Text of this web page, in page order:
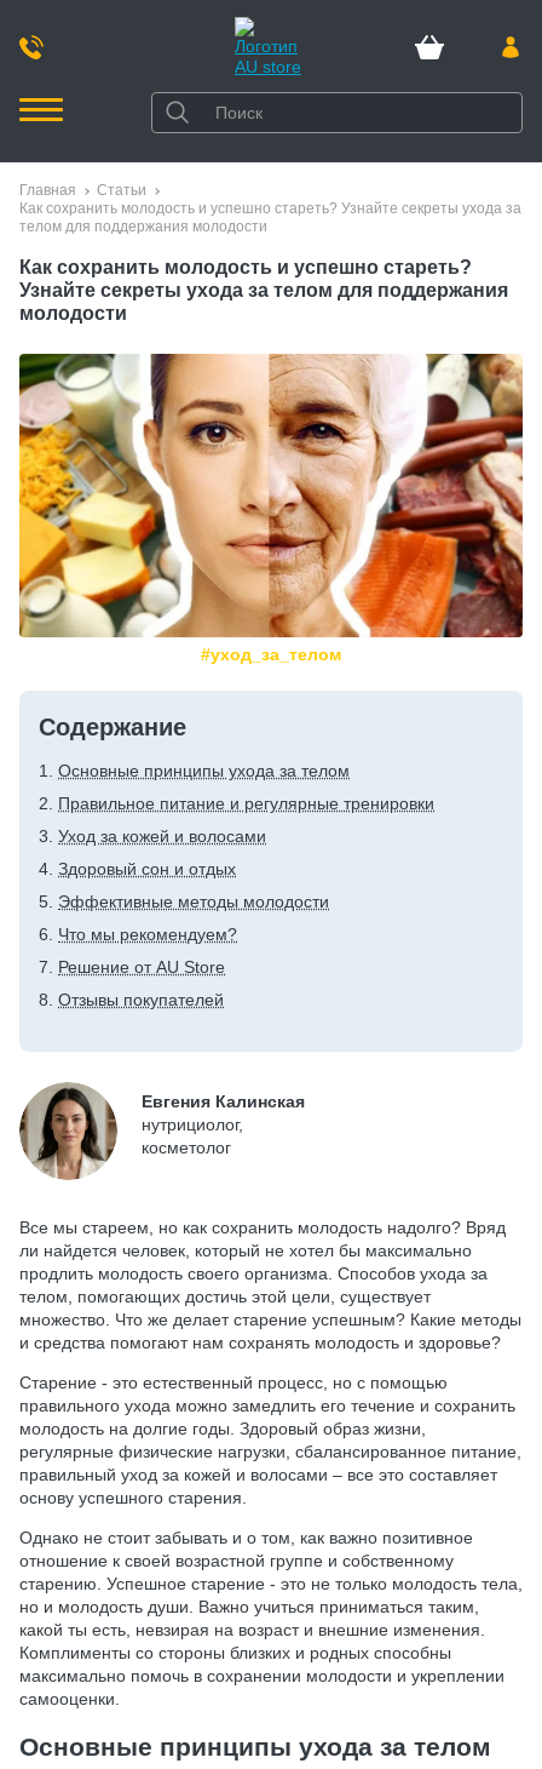
Главная
Статьи
Как сохранить молодость и успешно стареть? Узнайте секреты ухода за
телом для поддержания молодости
Как сохранить молодость и успешно стареть?
Узнайте секреты ухода за телом для поддержания
молодости
#уход_за_телом
Содержание
Основные принципы ухода за телом
Правильное питание и регулярные тренировки
Уход за кожей и волосами
Здоровый сон и отдых
Эффективные методы молодости
Что мы рекомендуем?
Решение от AU Store
Отзывы покупателей
Евгения Калинская
нутрициолог,
косметолог
Все мы стареем, но как сохранить молодость надолго? Вряд
ли найдется человек, который не хотел бы максимально
продлить молодость своего организма. Способов ухода за
телом, помогающих достичь этой цели, существует
множество. Что же делает старение успешным? Какие методы
и средства помогают нам сохранять молодость и здоровье?
Старение - это естественный процесс, но с помощью
правильного ухода можно замедлить его течение и сохранить
молодость на долгие годы. Здоровый образ жизни,
регулярные физические нагрузки, сбалансированное питание,
правильный уход за кожей и волосами – все это составляет
основу успешного старения.
Однако не стоит забывать и о том, как важно позитивное
отношение к своей возрастной группе и собственному
старению. Успешное старение - это не только молодость тела,
но и молодость души. Важно учиться приниматься таким,
какой ты есть, невзирая на возраст и внешние изменения.
Комплименты со стороны близких и родных способны
максимально помочь в сохранении молодости и укреплении
самооценки.
Основные принципы ухода за телом